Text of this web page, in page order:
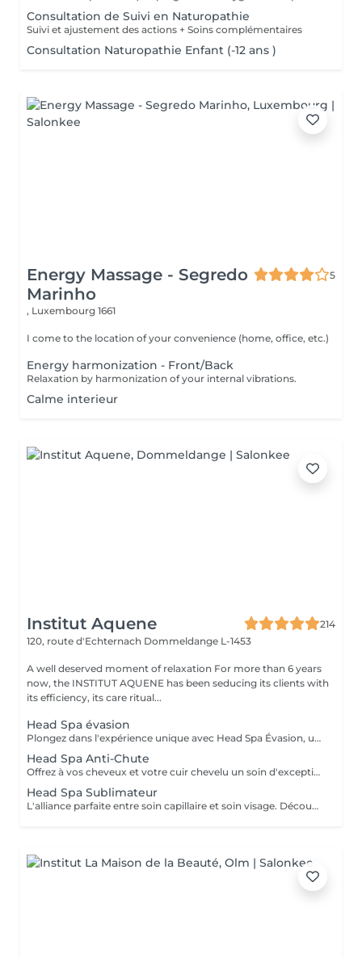
Consultation de Suivi en Naturopathie
Suivi et ajustement des actions + Soins complémentaires
Consultation Naturopathie Enfant (-12 ans )
Energy Massage - Segredo
Marinho
5
, Luxembourg 1661
I come to the location of your convenience (home, office, etc.)
Energy harmonization - Front/Back
Relaxation by harmonization of your internal vibrations.
Calme interieur
Institut Aquene
214
120, route d'Echternach Dommeldange L-1453
A well deserved moment of relaxation For more than 6 years
now, the INSTITUT AQUENE has been seducing its clients with
its efficiency, its care ritual...
Head Spa évasion
Plongez dans l'expérience unique avec Head Spa Évasion, un soin dédié exclusivement à votre cuir chevelu. Ce rituel express est idéal pour découvrir les bienfaits du Head Spa, alliant relaxation profonde et stimulation du cuir chevelu. Un Moment Pour Vous Évader - Nettoyage en profondeur: Élimination des impuretés pour un cuir chevelu purifié. - Massage ciblé: Une gestuelle relaxante qui stimule la microcirculation et soulage les tensions. - Hydratation et soin: Des produits adaptés pour nourrir et revitaliser votre cuir chevelu. Un sèche cheveux et des brosses sont mis à votre disposition pour que vous ne repartiez pas avec la tête mouillée.
Head Spa Anti-Chute
Offrez à vos cheveux et votre cuir chevelu un soin d'exception avec notre Head Spa Anti-chute, utilisant les produits haut de gamme NANNIC. Ce traitement innovant a été conçu pour prévenir la chute des cheveux, favoriser leur repousse et renforcer leur santé globale. Les Bienfaits des Produits NANNIC Les soins NANNIC sont formulés avec des complexes innovants et des ingrédients naturels tels que: - Peptides bioactifs: stimulent la croissance et renforcent les racines. - Extraits végétaux: Apaisent et rééquilibrent le cuir chevelu. - Technologie NBE: Optimise la pénétration des actifs pour des résultats visible dès les premières séances. Afin de prolonger les bienfaits à la maison, bénéficiez d'une réduction de 15% sur la gamme capillaire ainsi que les trousses au format voyage et/ou découverte. Un sèche cheveux et des brosses sont mis à votre disposition pour que vous ne repartiez pas avec la tête mouillée
Head Spa Sublimateur
L'alliance parfaite entre soin capillaire et soin visage. Découvrez notre nouveau Head Spa Sublimateur qui marie le meilleur des soins capillaires et des soins visage pour une expérience de bien-être et de beauté complète. Conçu pour sublimer vos cheveux tout en revitalisant votre peau, ce soin est une véritable parenthèse de détente et de régénération. En Quoi Consiste ce soin ? Le Head Spa Sublimateur est un protocole unique qui agit en profondeur sur vos cheveux, votre cuir chevelu et votre visage: - Soin Capillaire Personnalisé: Nettoyage, massage et application de soins adaptés pour purifier le cuir chevelu, renforcer la fibre capillaire et sublimer vos cheveux. - Rituel visage: Un soin ciblé pour hydrater, apaiser et illuminer la peau, en utilisant des produits premium et techniques expertes. - Massage Relaxant: Une gestuelle douce et enveloppante pour une détente absolue, favorisant la circulation et l'oxygénation des tissus. Les Bienfaits - Pour vos cheveux: Un cuir chevelu purifié, des cheveux plus brillants, plus doux et revitalisés en profondeur. - Pour votre peau: Un teint éclatant, une peau repulpée et nourrie, visiblement apaisée. - Pour votre Bien-être: Une relaxation totale et un moment de lâcher-prise unique. Un moment d'exception pour sublimer votre beauté naturelle Un sèche cheveux et des brosses sont mis à votre disposition pour que vous ne repartiez pas avec la tête mouillée